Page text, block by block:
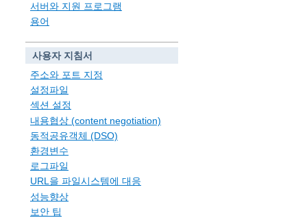
서버와 지원 프로그램
용어
사용자 지침서
주소와 포트 지정
설정파일
섹션 설정
내용협상 (content negotiation)
동적공유객체 (DSO)
환경변수
로그파일
URL을 파일시스템에 대응
성능향상
보안 팁